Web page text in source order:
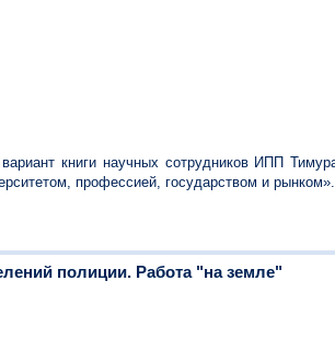
книги научных сотрудников ИПП
профессией, государством и рынком».
полиции. Работа "на земле"